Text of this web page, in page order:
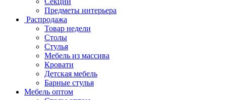
Предметы интерьера
Распродажа
Товар недели
Столы
Стулья
Мебель из массива
Кровати
Детская мебель
Барные стулья
Мебель оптом